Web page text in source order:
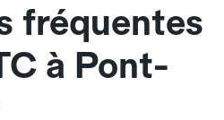
fréquentes
à Pont-